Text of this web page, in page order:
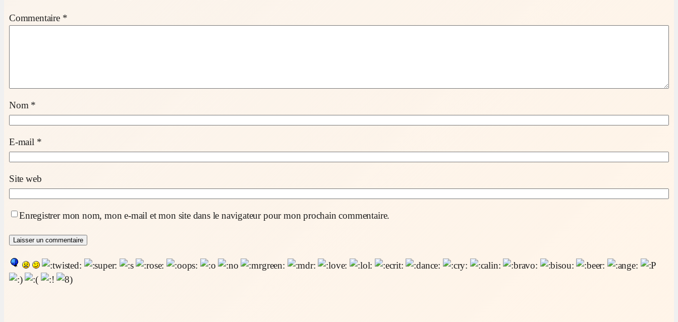
Commentaire *
Nom *
E-mail *
Site web
Enregistrer mon nom, mon e-mail et mon site dans le navigateur pour mon prochain commentaire.